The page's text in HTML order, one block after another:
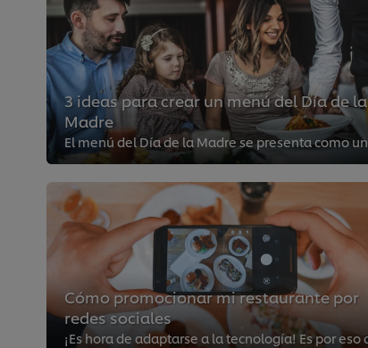
3 ideas para crear un menú del Día de la
Madre
Cómo promocionar mi restaurante por
redes sociales